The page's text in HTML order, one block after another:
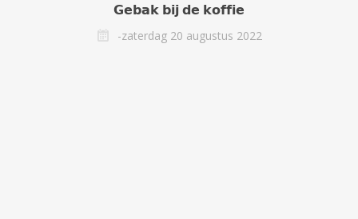
𝗚𝗲𝗯𝗮𝗸 𝗯𝗶𝗷 𝗱𝗲 𝗸𝗼𝗳𝗳𝗶𝗲
-zaterdag 20 augustus 2022